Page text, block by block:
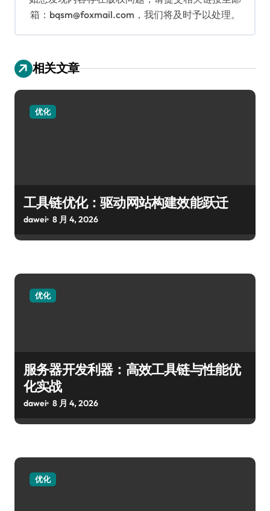
箱：bqsm@foxmail.com，我们将及时予以处理。
相关文章
优化
工具链优化：驱动网站构建效能跃迁
dawei 8 月 4, 2026
优化
服务器开发利器：高效工具链与性能优
化实战
dawei 8 月 4, 2026
优化